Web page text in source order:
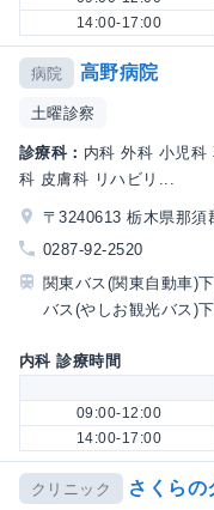
14:00-17:00
病院 高野病院
土曜診察
診療科： 内科 外科 小児科
科 皮膚科 リハビリ...
〒3240613 栃木県那須
0287-92-2520
関東バス(関東自動車)
バス(やしお観光バス)
内科 診療時間
09:00-12:00
14:00-17:00
クリニック さくらの